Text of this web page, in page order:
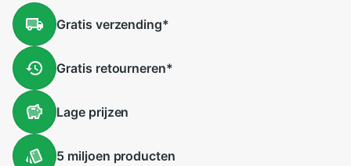
Gratis verzending*
Gratis retourneren*
Lageprijzen
5 miljoen producten